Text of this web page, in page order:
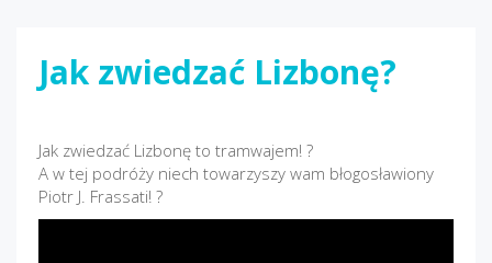
Jak zwiedzać Lizbonę?
Jak zwiedzać Lizbonę to tramwajem! ?
A w tej podróży niech towarzyszy wam błogosławiony
Piotr J. Frassati! ?